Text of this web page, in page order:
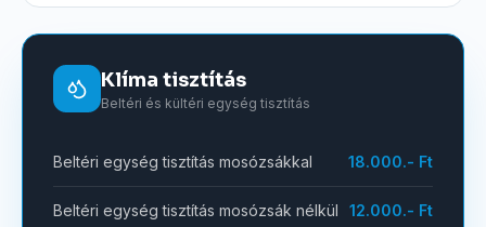
Klíma tisztítás
Beltéri és kültéri egység tisztítás
Beltéri egység tisztítás mosózsákkal 18.000.- Ft
Beltéri egység tisztítás mosózsák nélkül 12.000.- Ft